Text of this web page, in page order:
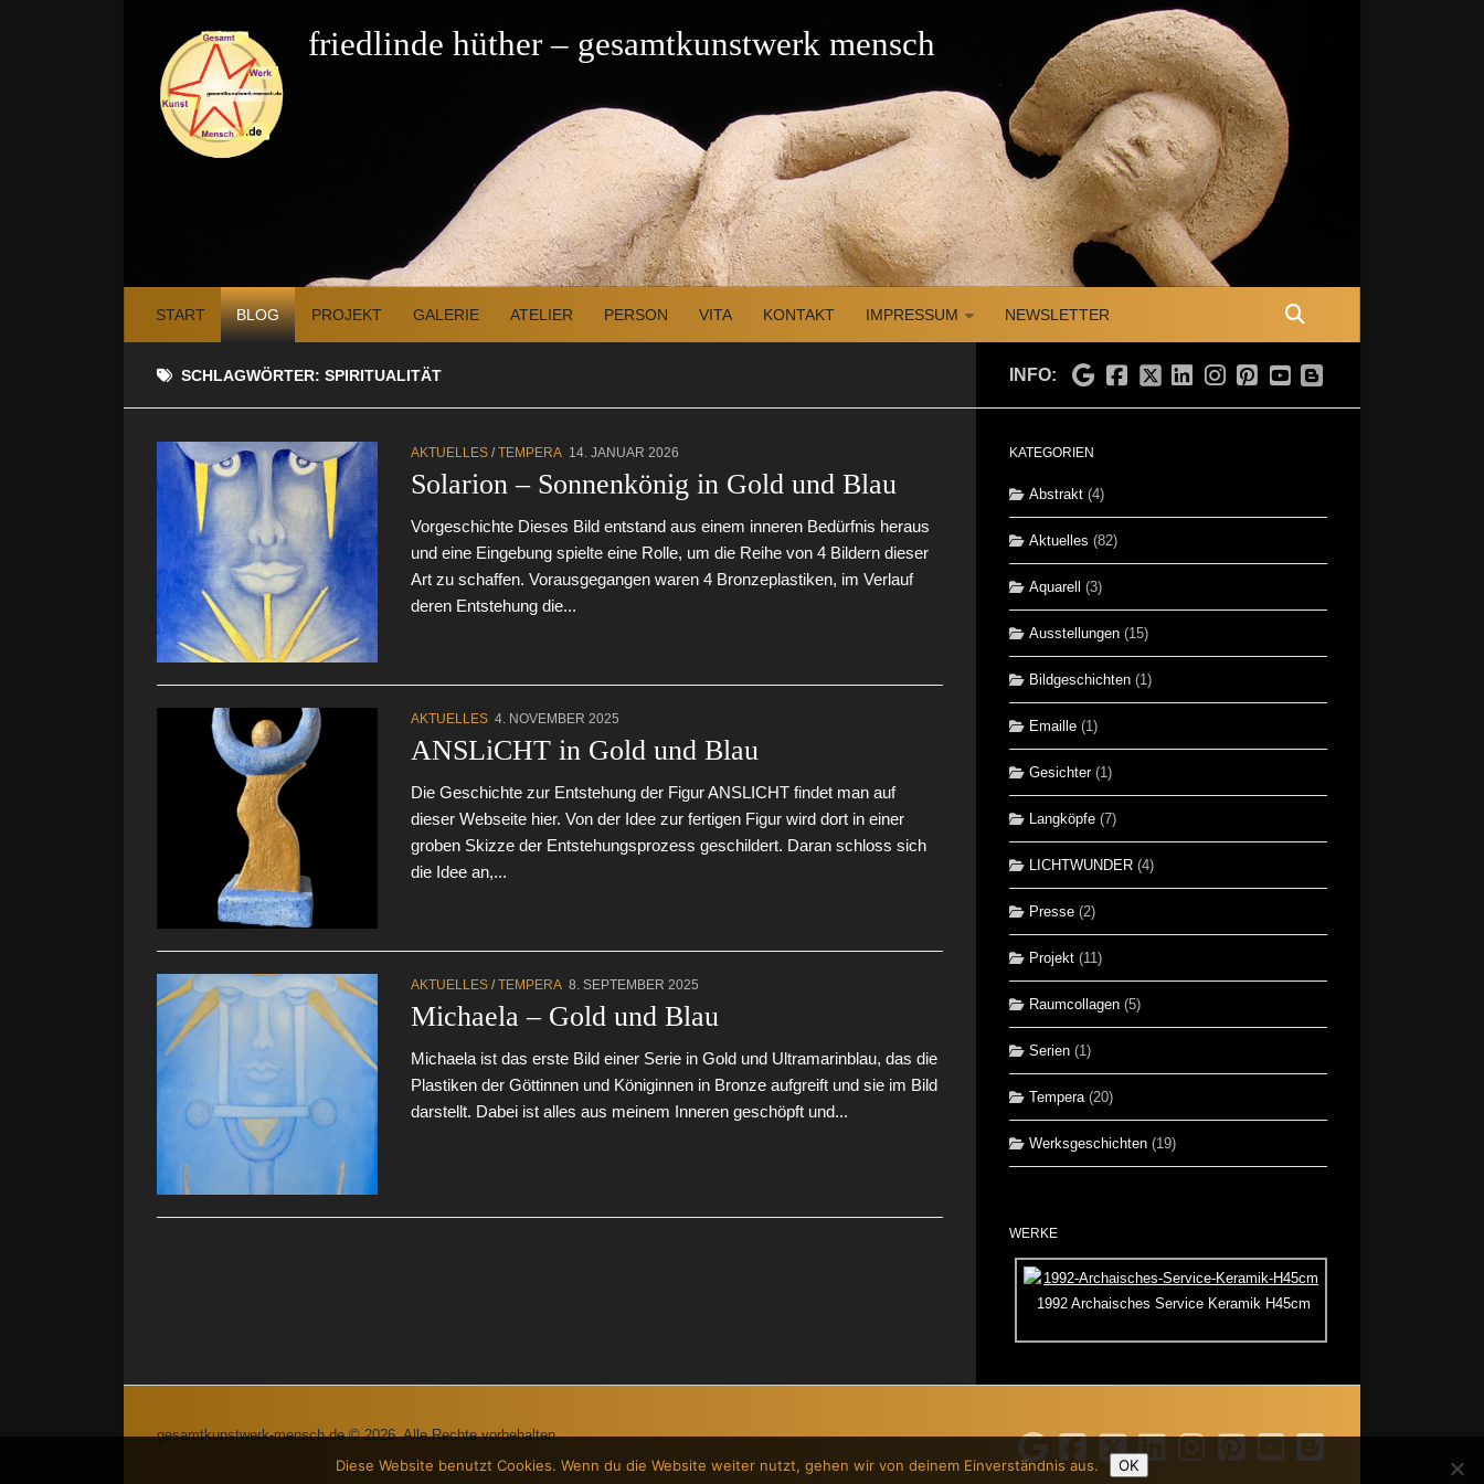
Zum Inhalt springen friedlinde hüther – gesamtkunstwerk mensch
START BLOG PROJEKT GALERIE ATELIER PERSON VITA KONTAKT IMPRESSUM NEWSLETTER
SCHLAGWÖRTER:SPIRITUALITÄT
AKTUELLES /TEMPERA 14. JANUAR 2026
Solarion – Sonnenkönig in Gold und Blau
Vorgeschichte Dieses Bild entstand aus einem inneren Bedürfnis heraus
und eine Eingebung spielte eine Rolle, um die Reihe von 4 Bildern dieser
Art zu schaffen. Vorausgegangen waren 4 Bronzeplastiken, im Verlauf
deren Entstehung die...
AKTUELLES 4. NOVEMBER 2025
ANSLiCHT in Gold und Blau
Die Geschichte zur Entstehung der Figur ANSLICHT findet man auf
dieser Webseite hier. Von der Idee zur fertigen Figur wird dort in einer
groben Skizze der Entstehungsprozess geschildert. Daran schloss sich
die Idee an,...
AKTUELLES /TEMPERA 8. SEPTEMBER 2025
Michaela – Gold und Blau
Michaela ist das erste Bild einer Serie in Gold und Ultramarinblau, das die
Plastiken der Göttinnen und Königinnen in Bronze aufgreift und sie im Bild
darstellt. Dabei ist alles aus meinem Inneren geschöpft und...
INFO:
KATEGORIEN
Abstrakt (4)
Aktuelles (82)
Aquarell (3)
Ausstellungen (15)
Bildgeschichten (1)
Emaille (1)
Gesichter(1)
Langköpfe (7)
LICHTWUNDER (4)
Presse (2)
Projekt (11)
Raumcollagen (5)
Serien (1)
Tempera(20)
Werksgeschichten (19)
WERKE
1992 Archaisches Service Keramik H45cm
gesamtkunstwerk-mensch.de © 2026. Alle Rechte vorbehalten.
Diese Website benutzt Cookies. Wenn du die Website weiter nutzt, gehen wir von deinem Einverständnis aus. OK